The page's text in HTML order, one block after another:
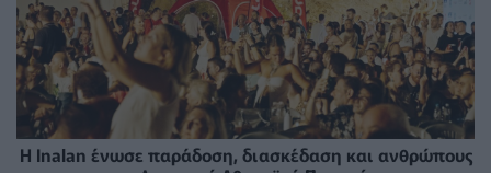
Η Inalan ένωσε παράδοση, διασκέδαση και ανθρώπους